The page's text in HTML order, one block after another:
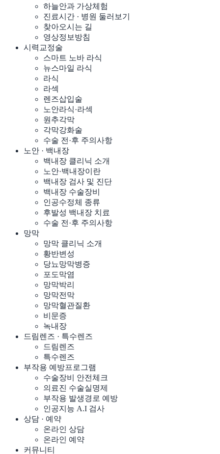
하늘안과 가상체험
진료시간 · 병원 둘러보기
찾아오시는 길
영상정보방침
시력교정술
스마트 노바 라식
뉴스마일 라식
라식
라섹
렌즈삽입술
노안라식·라섹
원추각막
각막강화술
수술 전·후 주의사항
노안 · 백내장
백내장 클리닉 소개
노안·백내장이란
백내장 검사 및 진단
백내장 수술장비
인공수정체 종류
후발성 백내장 치료
수술 전·후 주의사항
망막
망막 클리닉 소개
황반변성
당뇨망막병증
포도막염
망막박리
망막전막
망막혈관질환
비문증
녹내장
드림렌즈 · 특수렌즈
드림렌즈
특수렌즈
부작용 예방프로그램
수술장비 안전체크
의료진 수술실명제
부작용 발생경로 예방
인공지능 A.I 검사
상담 · 예약
온라인 상담
온라인 예약
커뮤니티